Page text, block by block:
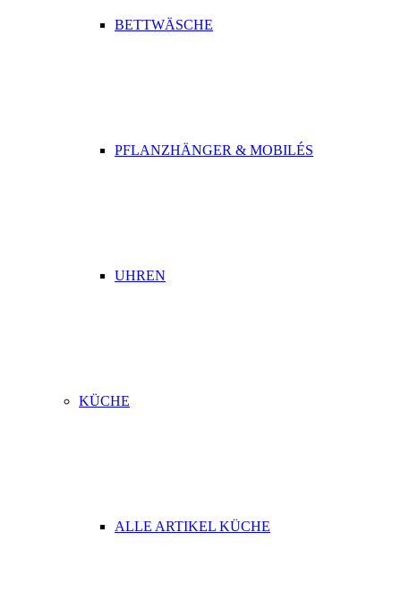
BETTWÄSCHE
PFLANZHÄNGER & MOBILÉS
UHREN
KÜCHE
ALLE ARTIKEL KÜCHE